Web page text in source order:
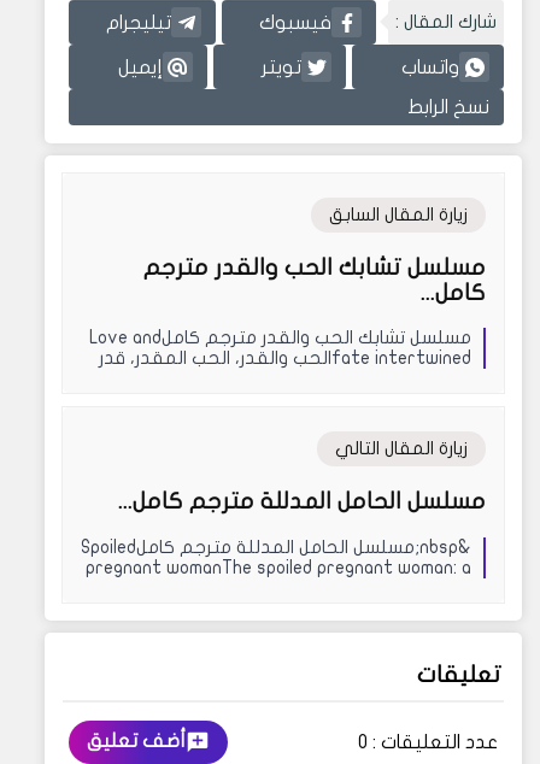
شارك المقال : فيسبوك تيليجرام
واتساب تويتر إيميل
نسخ الرابط
زيارة المقال السابق
مسلسل تشابك الحب والقدر مترجم
كامل...
مسلسل تشابك الحب والقدر مترجم كاملLove and
fate intertwinedالحب والقدر، الحب المقدر، قدر
زيارة المقال التالي
مسلسل الحامل المدللة مترجم كامل...
&nbsp;مسلسل الحامل المدللة مترجم كاملSpoiled
pregnant womanThe spoiled pregnant woman: a
تعليقات
عدد التعليقات : 0 أضف تعليق